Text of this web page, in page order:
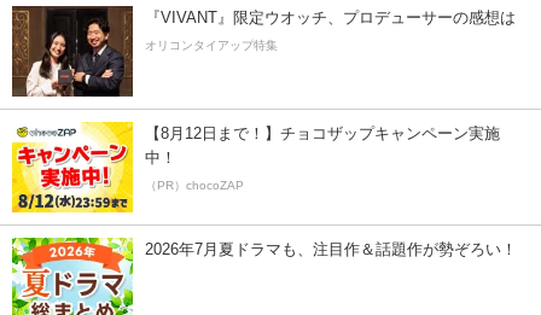
『VIVANT』限定ウオッチ、プロデューサーの感想は
オリコンタイアップ特集
【8月12日まで！】チョコザップキャンペーン実施
中！
（PR）chocoZAP
2026年7月夏ドラマも、注目作＆話題作が勢ぞろい！